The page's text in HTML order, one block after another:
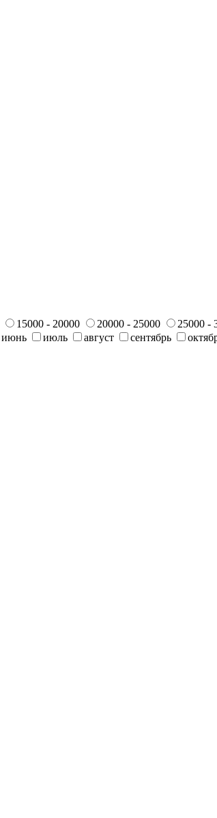
15000 - 20000 20000 - 25000 25000 -
июнь июль август сентябрь